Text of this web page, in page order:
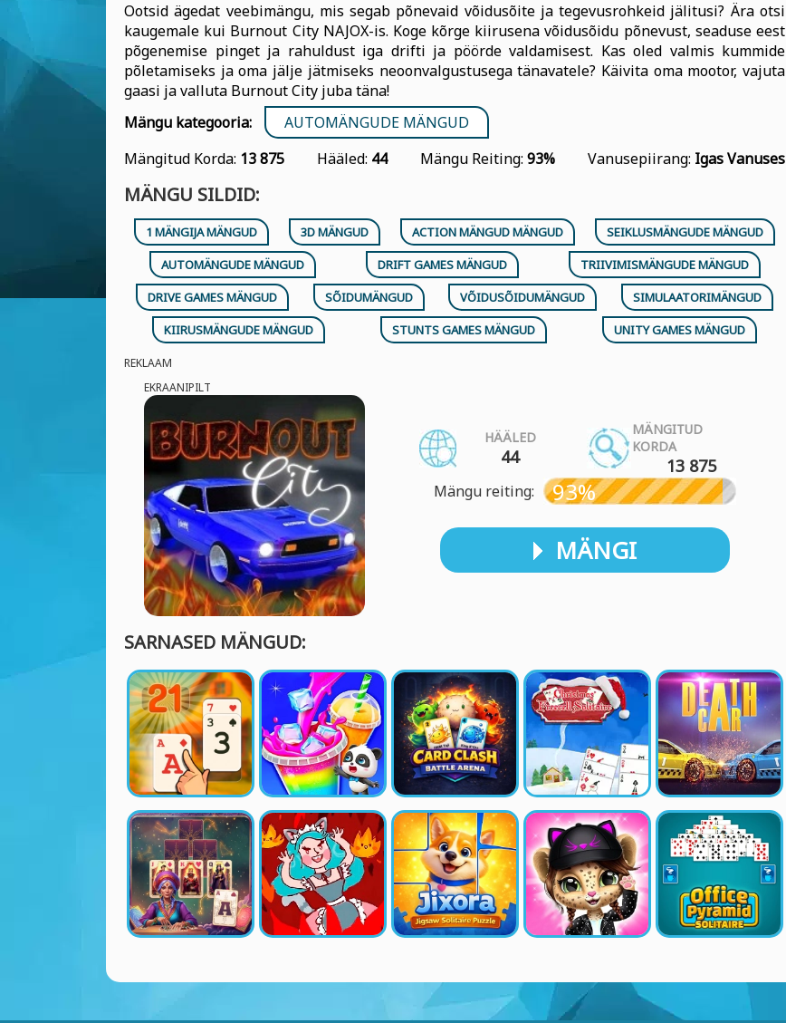
Ootsid ägedat veebimängu, mis segab põnevaid võidusõite ja tegevusrohkeid jälitusi? Ära otsi
kaugemale kui Burnout City NAJOX-is. Koge kõrge kiirusena võidusõidu põnevust, seaduse eest
põgenemise pinget ja rahuldust iga drifti ja pöörde valdamisest. Kas oled valmis kummide
põletamiseks ja oma jälje jätmiseks neoonvalgustusega tänavatele? Käivita oma mootor, vajuta
gaasi ja valluta Burnout City juba täna!
Mängu kategooria:
AUTOMÄNGUDE MÄNGUD
Mängitud Korda: 13 875 Hääled: 44 Mängu Reiting: 93% Vanusepiirang: Igas Vanuses
MÄNGU SILDID:
1 MÄNGIJA MÄNGUD 3D MÄNGUD ACTION MÄNGUD MÄNGUD
SEIKLUSMÄNGUDE MÄNGUD
AUTOMÄNGUDE MÄNGUD
DRIFT GAMES MÄNGUD
TRIIVIMISMÄNGUDE MÄNGUD
DRIVE GAMES MÄNGUD
SÕIDUMÄNGUD VÕIDUSÕIDUMÄNGUD
SIMULAATORIMÄNGUD
KIIRUSMÄNGUDE MÄNGUD
STUNTS GAMES MÄNGUD UNITY GAMES MÄNGUD
REKLAAM
EKRAANIPILT
HÄÄLED
44
MÄNGITUD
KORDA
13 875
Mängu reiting: 93%
MÄNGI
SARNASED MÄNGUD: